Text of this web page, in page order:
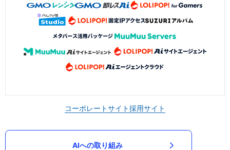
コーポレートサイト採用サイト
AIへの取り組み